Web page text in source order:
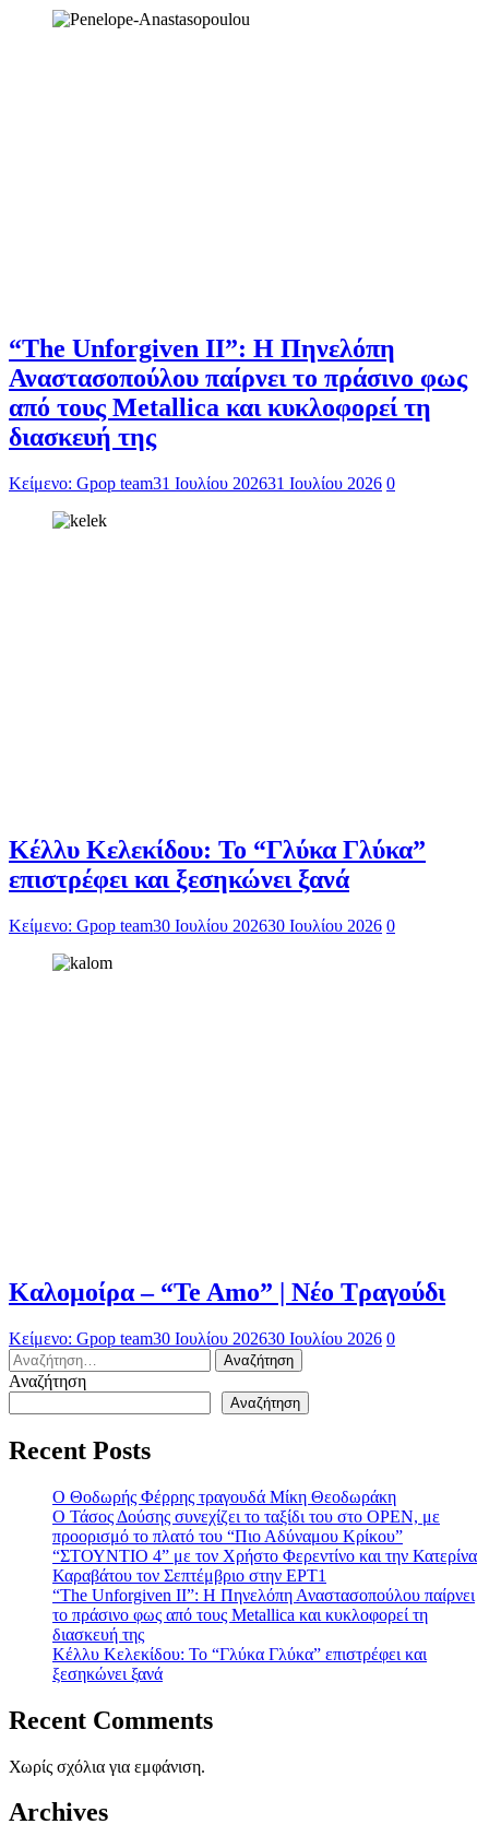
“The Unforgiven II”: Η Πηνελόπη
Αναστασοπούλου παίρνει το πράσινο φως
από τους Metallica και κυκλοφορεί τη
διασκευή της
Κείμενο: Gpop team31 Ιουλίου 202631 Ιουλίου 2026 0
Κέλλυ Κελεκίδου: Το “Γλύκα Γλύκα”
επιστρέφει και ξεσηκώνει ξανά
Κείμενο: Gpop team30 Ιουλίου 202630 Ιουλίου 2026 0
Καλομοίρα – “Te Amo” | Νέο Τραγούδι
Κείμενο: Gpop team30 Ιουλίου 202630 Ιουλίου 2026 0
Αναζήτηση
για:
Αναζήτηση
Αναζήτηση
Recent Posts
Ο Θοδωρής Φέρρης τραγουδά Μίκη Θεοδωράκη
Ο Τάσος Δούσης συνεχίζει το ταξίδι του στο OPEN, με
προορισμό το πλατό του “Πιο Αδύναμου Κρίκου”
“ΣΤΟΥΝΤΙΟ 4” με τον Χρήστο Φερεντίνο και την Κατερίνα
Καραβάτου τον Σεπτέμβριο στην ΕΡΤ1
“The Unforgiven II”: Η Πηνελόπη Αναστασοπούλου παίρνει
το πράσινο φως από τους Metallica και κυκλοφορεί τη
διασκευή της
Κέλλυ Κελεκίδου: Το “Γλύκα Γλύκα” επιστρέφει και
ξεσηκώνει ξανά
Recent Comments
Χωρίς σχόλια για εμφάνιση.
Archives